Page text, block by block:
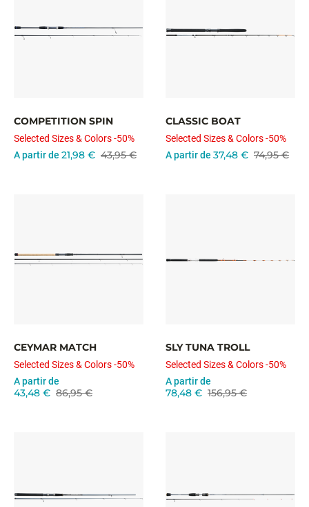
COMPETITION SPIN
Selected Sizes & Colors -50%
A partir de
43,95 €
21,98 €
CLASSIC BOAT
Selected Sizes & Colors -50%
A partir de
74,95 €
37,48 €
CEYMAR MATCH
Selected Sizes & Colors -50%
A partir de
86,95 €
43,48 €
SLY TUNA TROLL
Selected Sizes & Colors -50%
A partir de
156,95 €
78,48 €